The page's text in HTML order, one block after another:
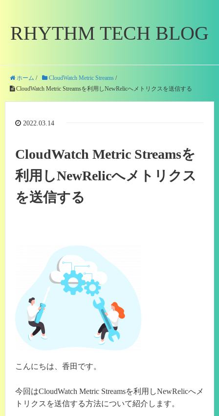
RHYTHM TECH BLOG
ホーム / CloudWatch Metric Streams /
CloudWatch Metric Streamsを利用しNewRelicへメトリクスを送信する
2022.03.14
CloudWatch Metric Streamsを
利用しNewRelicへメトリクス
を送信する
こんにちは、香田です。
今回はCloudWatch Metric Streamsを利用しNewRelicへメ
トリクスを送信する方法について紹介します。